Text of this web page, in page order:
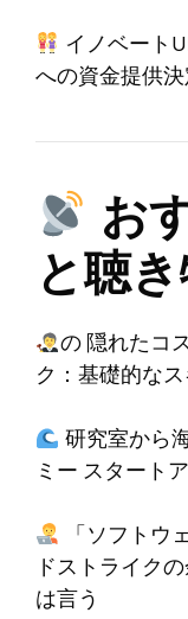
イノベート
への資金提供
お
と聴
の隠れたコ
ク：基礎的な
研究室から
ミー スタート
「ソフトウ
ドストライク
は言う